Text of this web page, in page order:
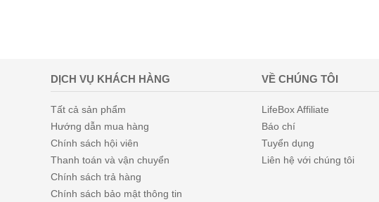
DỊCH VỤ KHÁCH HÀNG
Tất cả sản phẩm
Hướng dẫn mua hàng
Chính sách hội viên
Thanh toán và vận chuyển
Chính sách trả hàng
Chính sách bảo mật thông tin
VỀ CHÚNG TÔI
LifeBox Affiliate
Báo chí
Tuyển dụng
Liên hệ với chúng tôi